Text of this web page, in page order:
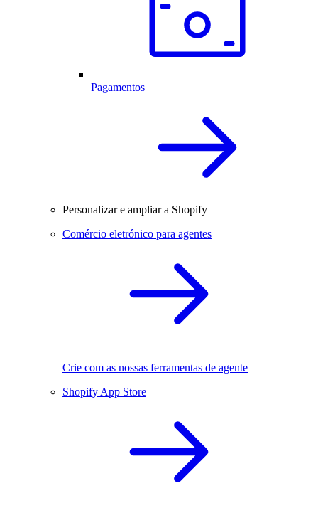
Pagamentos
Personalizar e ampliar a Shopify
Comércio eletrónico para agentes
Crie com as nossas ferramentas de agente
Shopify App Store